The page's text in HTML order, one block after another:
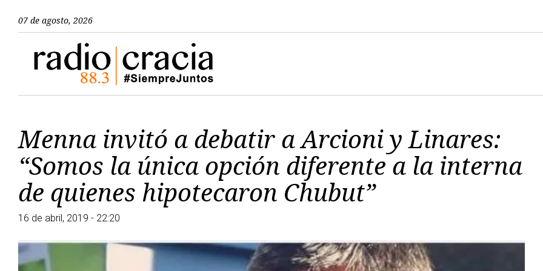
07 de agosto, 2026
Menna invitó a debatir a Arcioni y Linares:
“Somos la única opción diferente a la interna
de quienes hipotecaron Chubut”
16 de abril, 2019 - 22:20